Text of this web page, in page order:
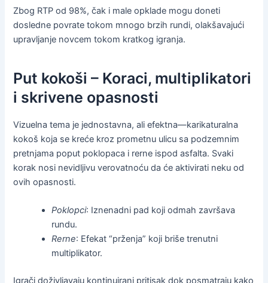
Zbog RTP od 98%, čak i male opklade mogu doneti
dosledne povrate tokom mnogo brzih rundi, olakšavajući
upravljanje novcem tokom kratkog igranja.
Put kokoši – Koraci, multiplikatori
i skrivene opasnosti
Vizuelna tema je jednostavna, ali efektna—karikaturalna
kokoš koja se kreće kroz prometnu ulicu sa podzemnim
pretnjama poput poklopaca i rerne ispod asfalta. Svaki
korak nosi nevidljivu verovatnoću da će aktivirati neku od
ovih opasnosti.
Poklopci: Iznenadni pad koji odmah završava
rundu.
Rerne: Efekat “prženja” koji briše trenutni
multiplikator.
Igrači doživljavaju kontinuirani pritisak dok posmatraju kako